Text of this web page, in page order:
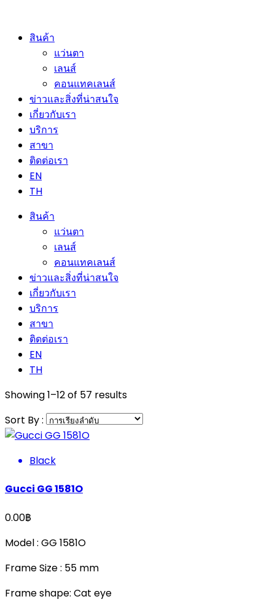
สินค้า
แว่นตา
เลนส์
คอนแทคเลนส์
ข่าวและสิ่งที่น่าสนใจ
เกี่ยวกับเรา
บริการ
สาขา
ติดต่อเรา
EN
TH
สินค้า
แว่นตา
เลนส์
คอนแทคเลนส์
ข่าวและสิ่งที่น่าสนใจ
เกี่ยวกับเรา
บริการ
สาขา
ติดต่อเรา
EN
TH
Showing 1–12 of 57 results
Sort By :
Black
Gucci GG 1581O
0.00฿
Model : GG 1581O
Frame Size : 55 mm
Frame shape: Cat eye